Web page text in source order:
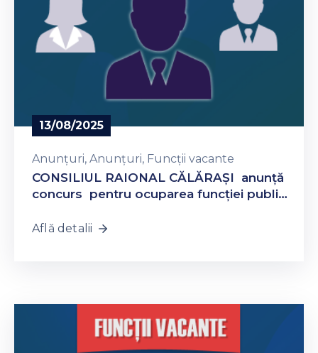
13/08/2025
Anunțuri‚ Anunțuri‚ Funcții vacante
CONSILIUL RAIONAL CĂLĂRAŞI anunţă
concurs pentru ocuparea funcţiei publice
Secția Administrație Publică, Aparatul
Află detalii